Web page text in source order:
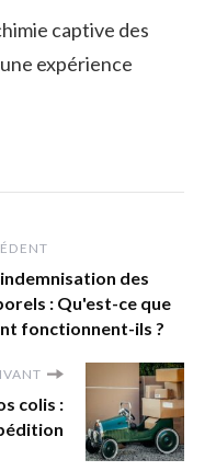
captive des
expérience
des
: Qu'est-ce que
fonctionnent-ils ?
colis :